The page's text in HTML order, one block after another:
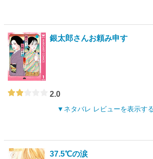
銀太郎さんお頼み申す
2.0
ネタバレ レビューを表示す
37.5℃の涙